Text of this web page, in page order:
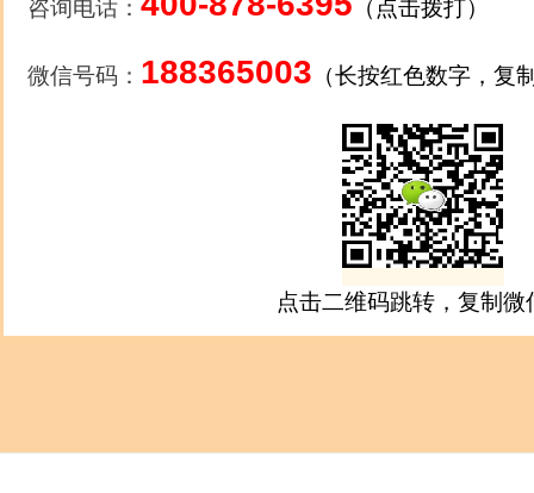
咨询电话： （点击拨打）
微信号码： 188365003 （长按红色数字，复
点击二维码跳转，复制微